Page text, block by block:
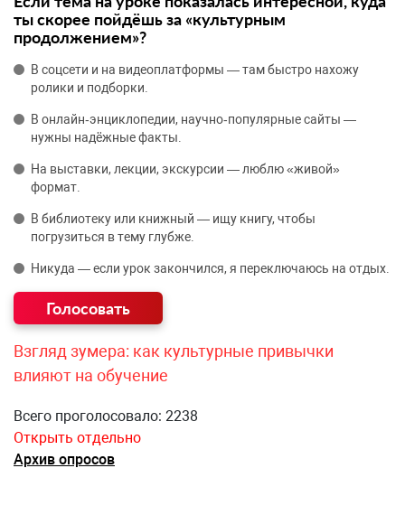
ты скорее пойдёшь за «культурным
продолжением»?
В соцсети и на видеоплатформы — там быстро нахожу
ролики и подборки.
В онлайн‑энциклопедии, научно‑популярные сайты —
нужны надёжные факты.
На выставки, лекции, экскурсии — люблю «живой»
формат.
В библиотеку или книжный — ищу книгу, чтобы
погрузиться в тему глубже.
Никуда — если урок закончился, я переключаюсь на отдых.
Взгляд зумера: как культурные привычки
влияют на обучение
Всего проголосовало: 2238
Открыть отдельно
Архив опросов